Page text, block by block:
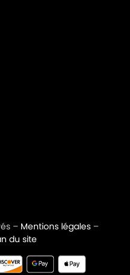
– Mentions légales –
du site